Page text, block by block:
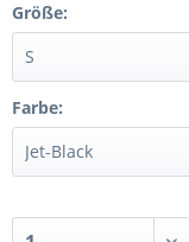
Größe:
Farbe: